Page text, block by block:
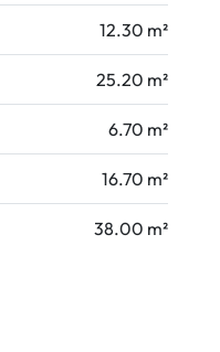
12.30 m²
25.20 m²
6.70 m²
16.70 m²
38.00 m²